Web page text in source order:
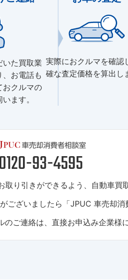
いた買取業
お電話も
おクルマの
ます。
実際におクルマを確認
確な査定価格を算出し
り引きができるよう、自動車買
ざいましたら「JPUC 車売却消
ご連絡は、直接お申込み企業様